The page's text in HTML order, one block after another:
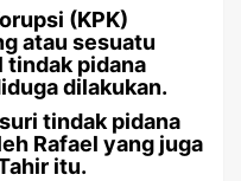
(KPK)
atau sesuatu
tindak pidana
dilakukan.
tindak pidana
Rafael yang juga
itu.